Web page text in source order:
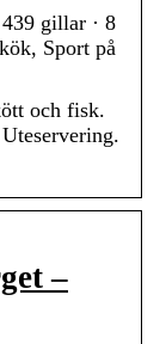
gillar · 8
Sport på
och fisk.
–